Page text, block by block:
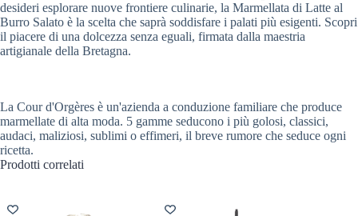
desideri esplorare nuove frontiere culinarie, la Marmellata di Latte al
Burro Salato è la scelta che saprà soddisfare i palati più esigenti. Scopri
il piacere di una dolcezza senza eguali, firmata dalla maestria
artigianale della Bretagna.
La Cour d'Orgères è un'azienda a conduzione familiare che produce
marmellate di alta moda. 5 gamme seducono i più golosi, classici,
audaci, maliziosi, sublimi o effimeri, il breve rumore che seduce ogni
ricetta.
Prodotti correlati